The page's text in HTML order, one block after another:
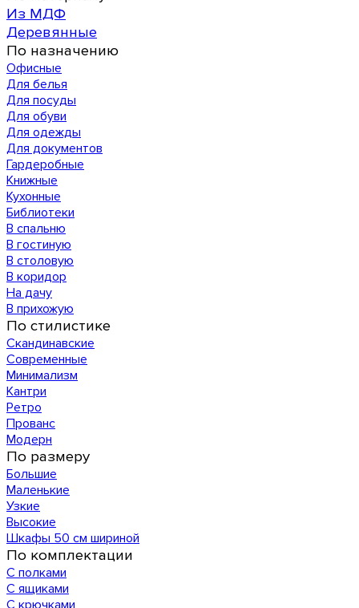
Из МДФ
Деревянные
По назначению
Офисные
Для белья
Для посуды
Для обуви
Для одежды
Для документов
Гардеробные
Книжные
Кухонные
Библиотеки
В спальню
В гостиную
В столовую
В коридор
На дачу
В прихожую
По стилистике
Скандинавские
Современные
Минимализм
Кантри
Ретро
Прованс
Модерн
По размеру
Большие
Маленькие
Узкие
Высокие
Шкафы 50 см шириной
По комплектации
С полками
С ящиками
С крючками